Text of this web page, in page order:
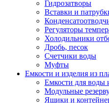
Гидрозатворы
Вставки и
Регуляторы
Холодильники
Дробь, песок
Счетчики воды
Муфты
Емкости и изделия из
Емкости для воды
Модульные
Ящики и